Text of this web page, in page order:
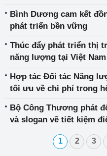
Bình Dương cam kết
phát triển bền vững
Thúc đẩy phát triển thị
năng lượng tại Việt Nam
Hợp tác Đối tác Năng
tối ưu về chi phí trong
Bộ Công Thương phát
và slogan về tiết kiệm
1 2 3